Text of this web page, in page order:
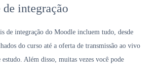
de integração
de integração do Moodle incluem tudo, desde
do curso até a oferta de transmissão ao vivo
estudo. Além disso, muitas vezes você pode